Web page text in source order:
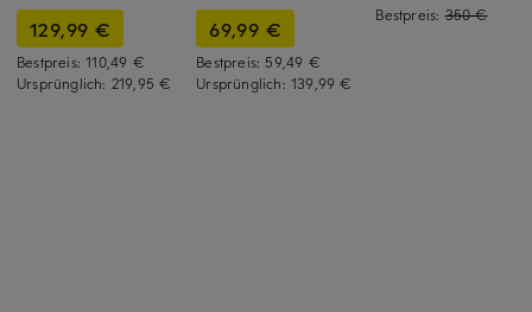
129,99 €
Bestpreis:110,49 €
Ursprünglich: 219,95 €
69,99 €
Bestpreis: 59,49 €
Ursprünglich: 139,99 €
Bestpreis:350 €